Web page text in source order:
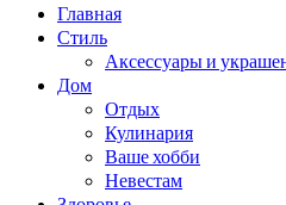
Главная
Стиль
Аксессуары и
Дом
Отдых
Кулинария
Ваше хобби
Невестам